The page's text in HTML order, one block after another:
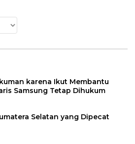
karena Ikut Membantu
Samsung Tetap Dihukum
Selatan yang Dipecat